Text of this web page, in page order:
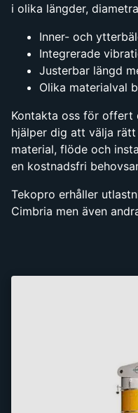
i olika längder,
Inner- och
Integrerade
Justerbar längd
Olika materialval
Kontakta oss för offert
hjälper dig att välja
material, flöde och
en kostnadsfri
Tekopro erhåller
Cimbria men även